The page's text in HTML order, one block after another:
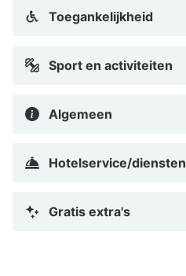
Toegankelijkheid
Sport en activiteiten
Algemeen
Hotelservice/diensten
Gratis extra's